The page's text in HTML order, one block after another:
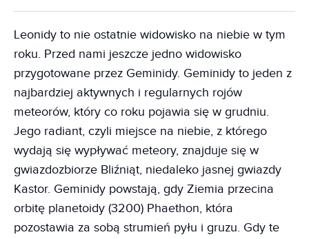
Leonidy to nie ostatnie widowisko na niebie w tym
roku. Przed nami jeszcze jedno widowisko
przygotowane przez Geminidy. Geminidy to jeden z
najbardziej aktywnych i regularnych rojów
meteorów, który co roku pojawia się w grudniu.
Jego radiant, czyli miejsce na niebie, z którego
wydają się wypływać meteory, znajduje się w
gwiazdozbiorze Bliźniąt, niedaleko jasnej gwiazdy
Kastor. Geminidy powstają, gdy Ziemia przecina
orbitę planetoidy (3200) Phaethon, która
pozostawia za sobą strumień pyłu i gruzu. Gdy te